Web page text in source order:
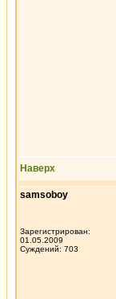
Наверх
samsoboy
Зарегистрирован:
01.05.2009
Суждений: 703